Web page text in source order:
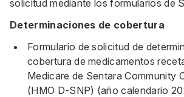
solicitud mediante los formularios de
Determinaciones de cobertura
Formulario de solicitud de
cobertura de medicamentos
Medicare de Sentara Community
(HMO D-SNP) (año calendario